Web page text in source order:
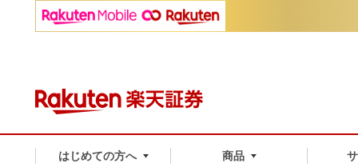
はじめての方へ 商品